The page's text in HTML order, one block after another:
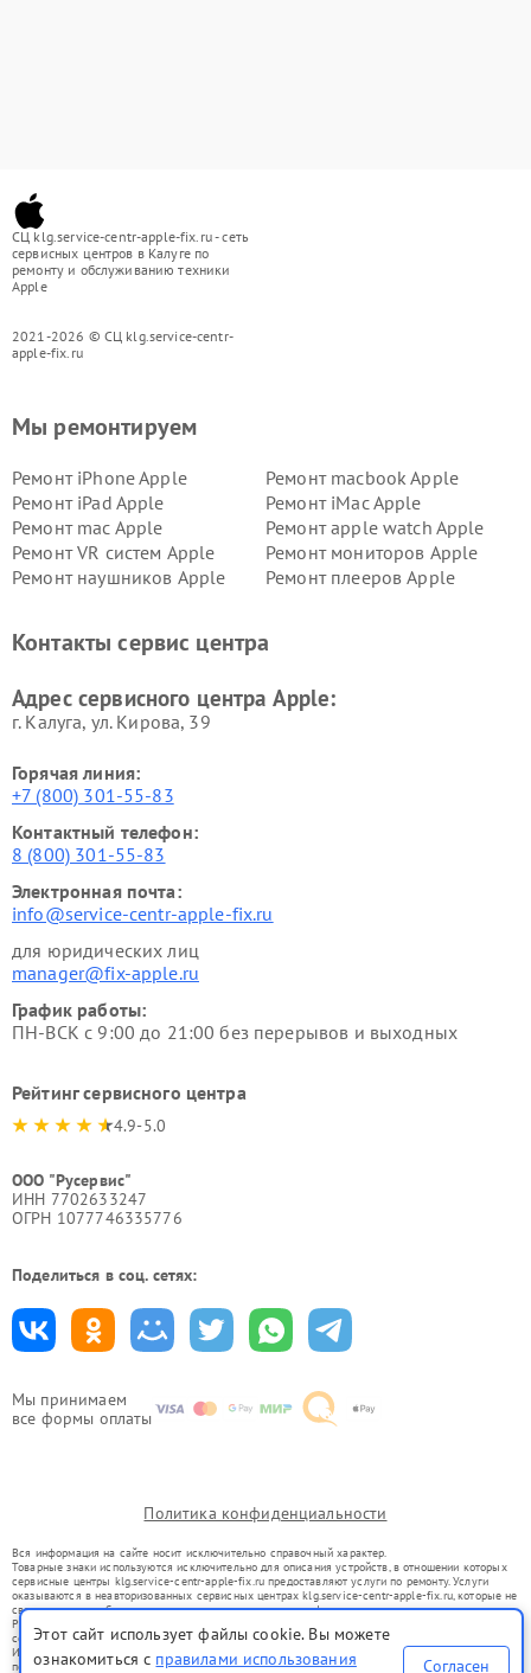
СЦ klg.service-centr-apple-fix.ru - сеть
сервисных центров в Калуге по
ремонту и обслуживанию техники
Apple
2021-2026 © СЦ klg.service-centr-
apple-fix.ru
Мы принимаем
все формы оплаты
Мы ремонтируем
Ремонт iPhone Apple
Ремонт macbook Apple
Ремонт iPad Apple
Ремонт iMac Apple
Ремонт mac Apple
Ремонт apple watch Apple
Ремонт VR систем Apple
Ремонт мониторов Apple
Ремонт наушников Apple
Ремонт плееров Apple
Контакты сервис центра
Адрес сервисного центра Apple:
г. Калуга, ул. Кирова, 39
Горячая линия:
+7 (800) 301-55-83
Контактный телефон:
8 (800) 301-55-83
Электронная почта:
info@service-centr-apple-fix.ru
для юридических лиц
manager@fix-apple.ru
График работы:
ПН-ВСК с 9:00 до 21:00 без перерывов и выходных
Рейтинг сервисного центра
4.9-5.0
ООО "Русервис"
ИНН 7702633247
ОГРН 1077746335776
Поделиться в соц. сетях:
Политика конфиденциальности
Вся информация на сайте носит исключительно справочный характер.
Товарные знаки используются исключительно для описания устройств, в отношении которых
сервисные центры klg.service-centr-apple-fix.ru предоставляют услуги по ремонту. Услуги
оказываются в неавторизованных сервисных центрах klg.service-centr-apple-fix.ru, которые не
связаны с правообладателями товарных знаков или их официальными представителями.
Ремонт осуществляется для устройств, уже введенных в гражданский оборот в соответствии
со статьей 1487 ГК РФ.
Использование товарных знаков не преследует цели индивидуализации услуг или введения
потребителей в заблуждение, а служит для информирования о предоставляемых услугах по
Этот сайт использует файлы cookie. Вы можете
ознакомиться с правилами использования Согласен